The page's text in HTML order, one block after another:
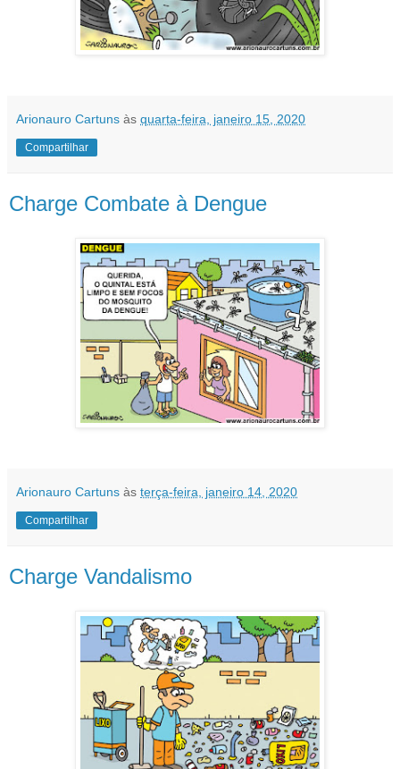
Arionauro Cartuns às quarta-feira, janeiro 15, 2020
Compartilhar
Charge Combate à Dengue
Arionauro Cartuns às terça-feira, janeiro 14, 2020
Compartilhar
Charge Vandalismo